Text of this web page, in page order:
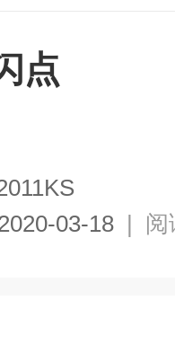
点
03-18 | 阅